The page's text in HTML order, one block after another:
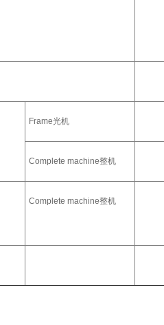
Frame光机
Complete machine整机
Complete machine整机